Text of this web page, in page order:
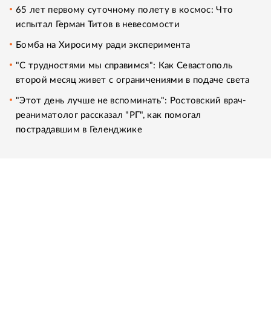
65 лет первому суточному полету в космос: Что
испытал Герман Титов в невесомости
Бомба на Хиросиму ради эксперимента
"С трудностями мы справимся": Как Севастополь
второй месяц живет с ограничениями в подаче света
"Этот день лучше не вспоминать": Ростовский врач-
реаниматолог рассказал "РГ", как помогал
пострадавшим в Геленджике